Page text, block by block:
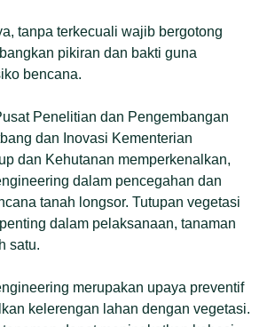
tanpa terkecuali wajib bergotong
pikiran dan bakti guna
bencana.
Penelitian dan Pengembangan
dan Inovasi Kementerian
dan Kehutanan memperkenalkan,
dalam pencegahan dan
tanah longsor. Tutupan vegetasi
dalam pelaksanaan, tanaman
satu.
merupakan upaya preventif
kelerengan lahan dengan vegetasi.